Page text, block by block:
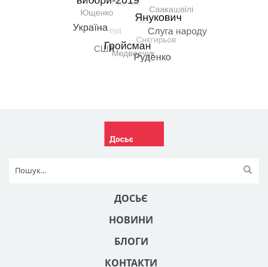
ДОСЬЄ
НОВИНИ
БЛОГИ
КОНТАКТИ